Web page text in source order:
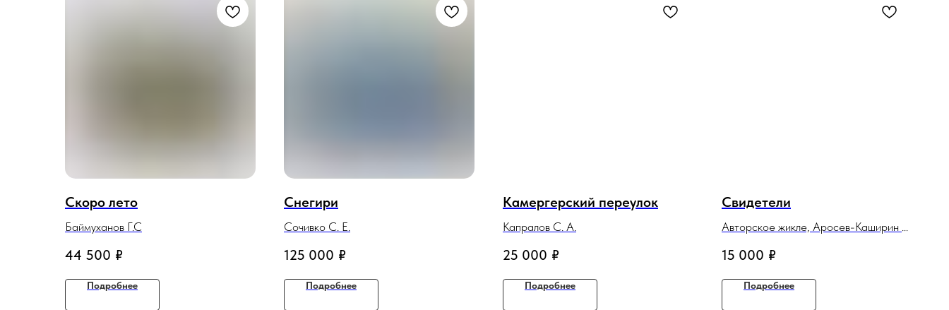
Скоро лето
Баймуханов Г.С
44 500 ₽
Подробнее
Снегири
Сочивко С. Е.
125 000 ₽
Подробнее
Камергерский переулок
Капралов С. А.
25 000 ₽
Подробнее
Свидетели
Авторское жикле, Аросев-Каширин А.
15 000 ₽
Подробнее